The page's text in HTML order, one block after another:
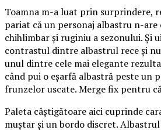
Toamna m-a luat prin surprindere,
pariat că un personaj albastru n-are
chihlimbar și ruginiu a sezonului. Și
contrastul dintre albastrul rece și
unul dintre cele mai elegante
când pui o eșarfă albastră peste un
frunzelor uscate. Merge fix pentru
Paleta câștigătoare aici cuprinde
muștar și un bordo discret.